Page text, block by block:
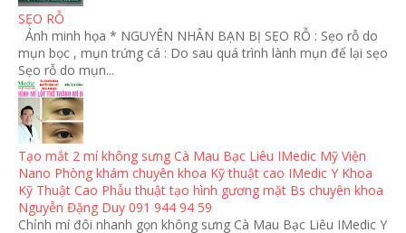
SẸO RỖ
Ảnh minh họa * NGUYÊN NHÂN BẠN BỊ SẸO RỖ : Sẹo rỗ do
mụn bọc , mụn trứng cá : Do sau quá trình lành mụn để lại sẹo
Sẹo rỗ do mụn...
Tạo mắt 2 mí không sưng Cà Mau Bạc Liêu IMedic Mỹ Viện
Nano Phòng khám chuyên khoa Kỹ thuật cao IMedic Y Khoa
Kỹ Thuật Cao Phẫu thuật tạo hình gương mặt Bs chuyên khoa
Nguyễn Đặng Duy 091 944 94 59
Chỉnh mí đôi nhanh gọn không sưng Cà Mau Bạc Liêu IMedic Y